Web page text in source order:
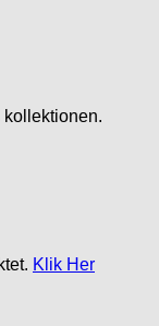
Klik Her